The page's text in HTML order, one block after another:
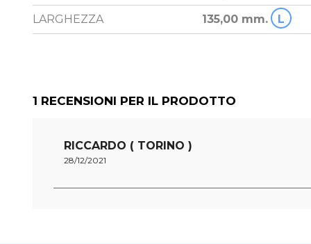
LARGHEZZA 135,00 mm. L
1 RECENSIONI PER IL PRODOTTO
RICCARDO ( TORINO )
28/12/2021